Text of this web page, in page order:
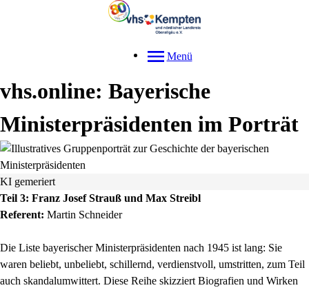
Menü
vhs.online: Bayerische
Ministerpräsidenten im Porträt
KI gemeriert
Teil 3: Franz Josef Strauß und Max Streibl
Referent: Martin Schneider
Die Liste bayerischer Ministerpräsidenten nach 1945 ist lang: Sie
waren beliebt, unbeliebt, schillernd, verdienstvoll, umstritten, zum Teil
auch skandalumwittert. Diese Reihe skizziert Biografien und Wirken